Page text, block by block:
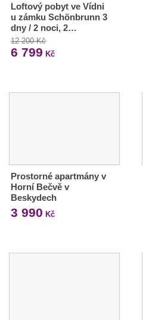
Loftový pobyt ve Vídni
u zámku Schönbrunn 3
dny / 2 noci, 2…
12 200 Kč
6 799 Kč
Prostorné apartmány v
Horní Bečvě v
Beskydech
3 990 Kč